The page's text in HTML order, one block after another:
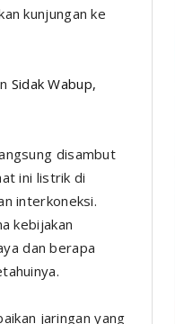
kunjungan ke
Sidak Wabup,
disambut
ini listrik di
interkoneksi.
kebijakan
dan berapa
jaringan yang